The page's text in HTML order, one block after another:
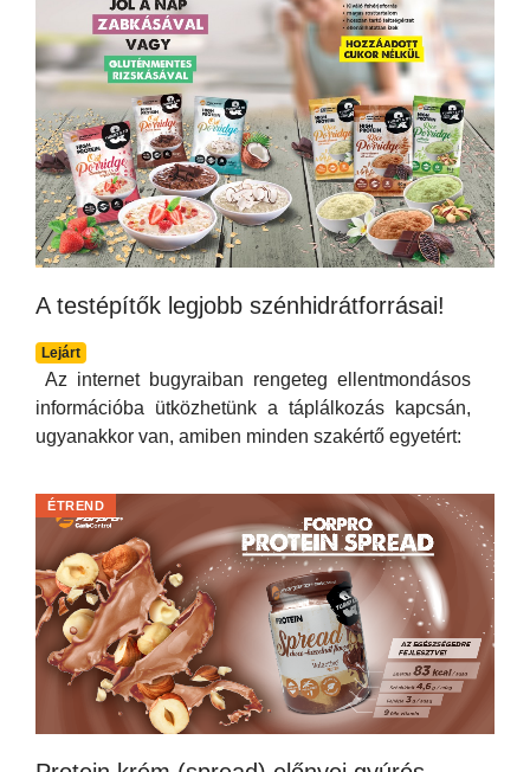
A testépítők legjobb szénhidrátforrásai!
Lejárt
Az internet bugyraiban rengeteg ellentmondásos
információba ütközhetünk a táplálkozás kapcsán,
ugyanakkor van, amiben minden szakértő egyetért:
ÉTREND